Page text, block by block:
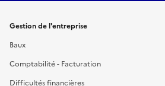
Gestion de l'entreprise
Baux
Comptabilité - Facturation
Difficultés financières